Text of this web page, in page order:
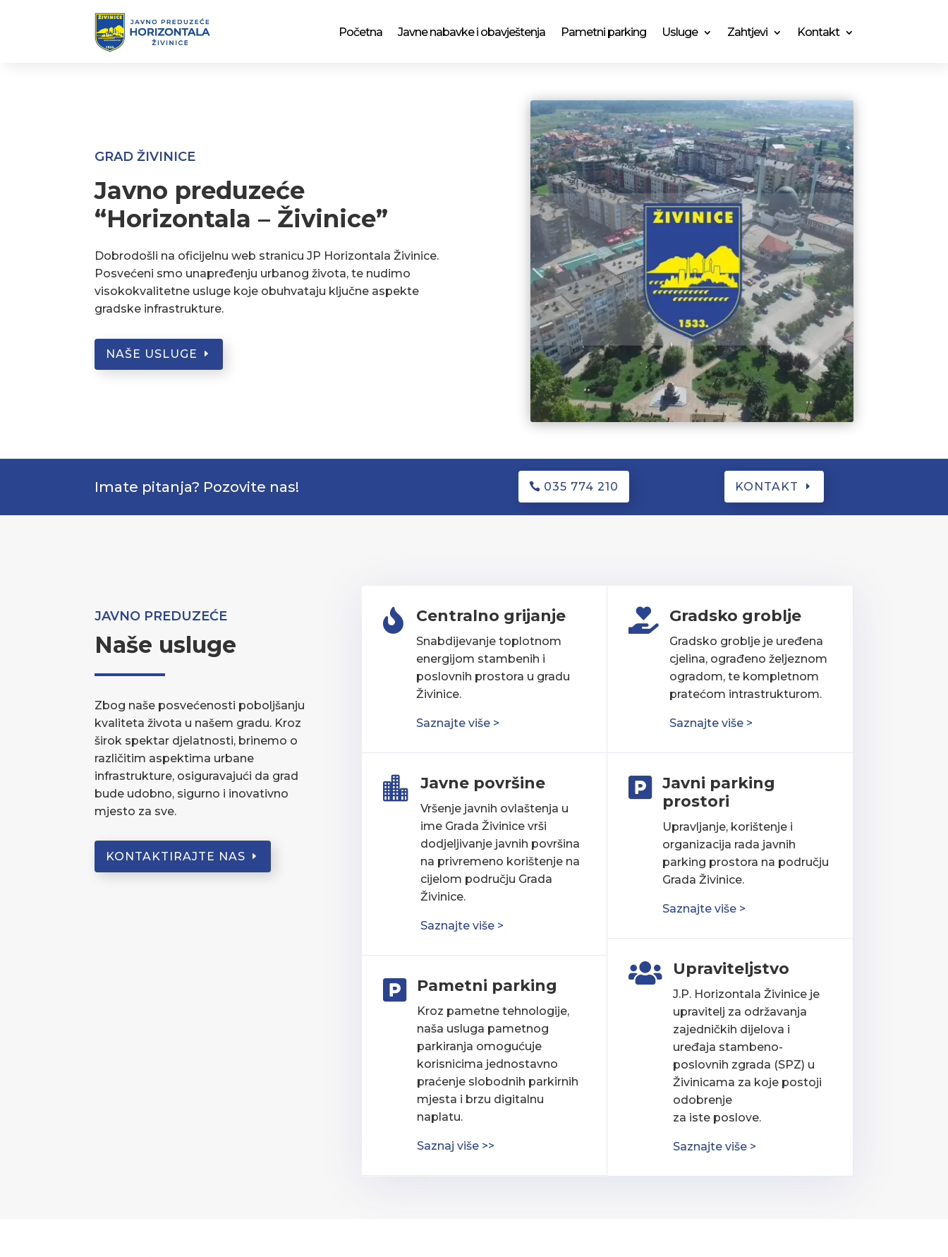
Početna Javne nabavke i obavještenja Pametni parking Usluge Zahtjevi Kontakt
GRAD ŽIVINICE
Javno preduzeće
“Horizontala – Živinice”
Dobrodošli na oficijelnu web stranicu JP Horizontala Živinice.
Posvećeni smo unapređenju urbanog života, te nudimo
visokokvalitetne usluge koje obuhvataju ključne aspekte
gradske infrastrukture.
NAŠE USLUGE
Imate pitanja? Pozovite nas! 035 774 210 KONTAKT
JAVNO PREDUZEĆE
Naše usluge
Zbog naše posvećenosti poboljšanju
kvaliteta života u našem gradu. Kroz
širok spektar djelatnosti, brinemo o
različitim aspektima urbane
infrastrukture, osiguravajući da grad
bude udobno, sigurno i inovativno
mjesto za sve.
KONTAKTIRAJTE NAS
 Centralno grijanje
Snabdijevanje toplotnom
energijom stambenih i
poslovnih prostora u gradu
Živinice.
Saznajte više >
 Javne površine
Vršenje javnih ovlaštenja u
ime Grada Živinice vrši
dodjeljivanje javnih površina
na privremeno korištenje na
cijelom području Grada
Živinice.
Saznajte više >
 Pametni parking
Kroz pametne tehnologije,
naša usluga pametnog
parkiranja omogućuje
korisnicima jednostavno
praćenje slobodnih parkirnih
mjesta i brzu digitalnu
naplatu.
Saznaj više >>
 Gradsko groblje
Gradsko groblje je uređena
cjelina, ograđeno željeznom
ogradom, te kompletnom
pratećom intrastrukturom.
Saznajte više >

Javni parking
prostori
Upravljanje, korištenje i
organizacija rada javnih
parking prostora na području
Grada Živinice.
Saznajte više >
 Upraviteljstvo
J.P. Horizontala Živinice je
upravitelj za održavanja
zajedničkih dijelova i
uređaja stambeno-
poslovnih zgrada (SPZ) u
Živinicama za koje postoji
odobrenje
za iste poslove.
Saznajte više >